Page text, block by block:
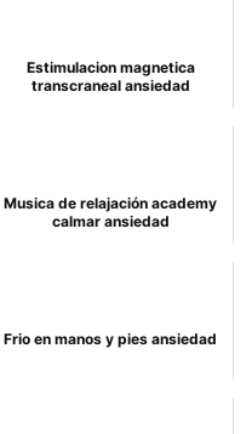
Estimulacion magnetica
transcraneal ansiedad
Musica de relajación academy
calmar ansiedad
Frio en manos y pies ansiedad